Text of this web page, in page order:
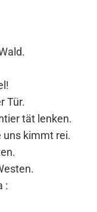
Tür.
tät lenken.
uns kimmt rei.
: